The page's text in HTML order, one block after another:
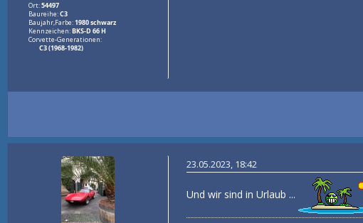
Ort:54497
Baureihe:C3
Baujahr,Farbe:1980 schwarz
Kennzeichen:BKS-D 66 H
Corvette-Generationen:
C3 (1968-1982)
23.05.2023, 18:42
Und wir sind in Urlaub ...